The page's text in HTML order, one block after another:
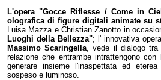
L'opera "Gocce Riflesse / Come in
olografica di figure digitali animate su
Luisa Mazza e Christian Zanotto in
Luoghi della Bellezza"; l' innovativa
Massimo Scaringella, vede il dialogo tra
relazione che entrambe intrattengono
generare insieme l'inaspettata ed
sospeso e luminoso.